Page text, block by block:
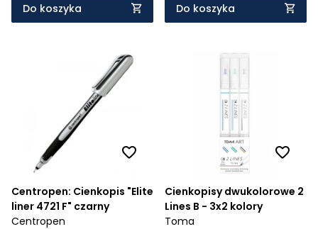
Do koszyka Do koszyka
Centropen: Cienkopis "Elite
liner 4721 F" czarny
Centropen
Cienkopisy dwukolorowe 2
Lines B - 3x2 kolory
Toma